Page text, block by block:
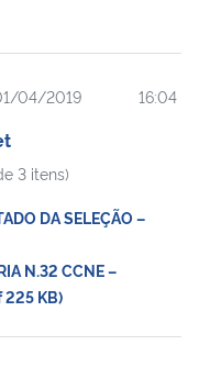
04/2019 16:04
3 itens)
DA SELEÇÃO –
N.32 CCNE –
225 KB)